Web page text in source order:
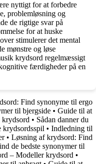
nyttigt for at forbedre
problemløsning og
de rigtige svar på
for at huske
stimulerer det mental
mønstre og løse
krydsord regelmæssigt
færdigheder på en
Find synonyme til ergo
til bjergside • Guide til at
• Sådan danner du
krydsordsspil • Indledning til
• Løsning af krydsord: Find
de bedste synonymer til
– Modeller krydsord •